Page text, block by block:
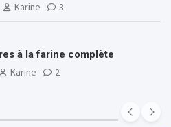
Karine 3
à la farine complète
Karine 2